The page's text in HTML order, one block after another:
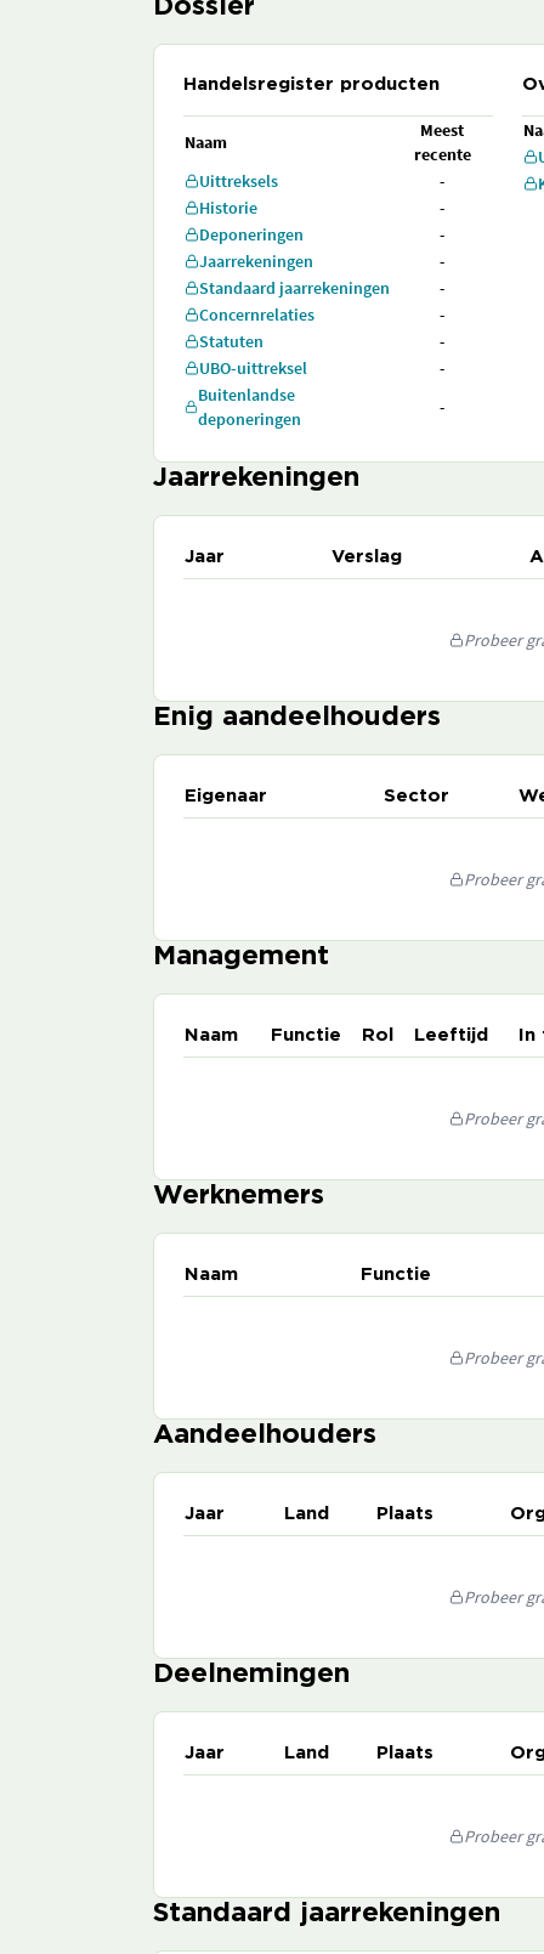
Dossier
Handelsregister producten
Naam
Meest
recente
Uittreksels
-
Historie
-
Deponeringen
-
Jaarrekeningen
-
Standaard jaarrekeningen
-
Concernrelaties
-
Statuten
-
UBO-uittreksel
-
Buitenlandse
deponeringen
-
Jaarrekeningen
Jaar Verslag
Probeer
Enig aandeelhouders
Eigenaar Sector
Probeer
Management
Naam Functie Rol Leeftijd
Probeer
Werknemers
Naam Functie
Probeer
Aandeelhouders
Jaar Land Plaats
Probeer
Deelnemingen
Jaar Land Plaats
Probeer
Standaard jaarrekeningen